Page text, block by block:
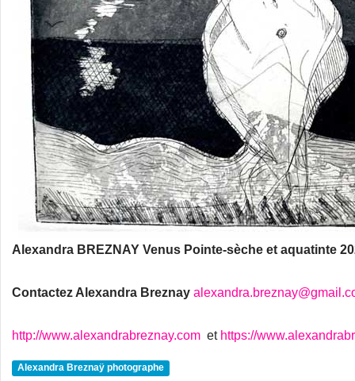
Alexandra BREZNAY Venus Pointe-sèche et aquatinte
Contactez Alexandra Breznay
http://www.alexandrabreznay.com et https://
Alexandra Breznaÿ photographe